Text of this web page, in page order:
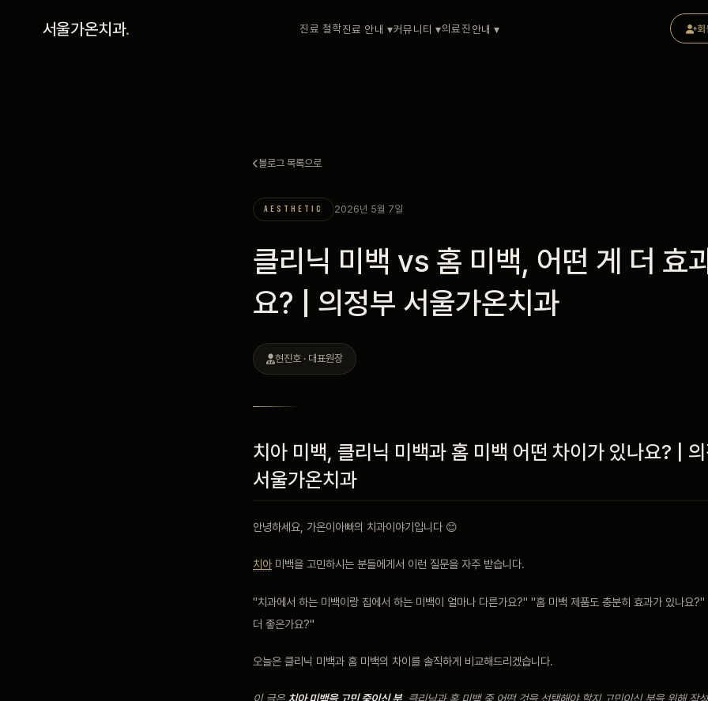
서울가온치과. 진료 철학진료 안내 ▾커뮤니티 ▾의료진 안내 ▾ 회
블로그 목록으로
AESTHETIC 2026년 5월 7일
클리닉 미백 vs 홈 미백, 어떤 게 더 효
요? | 의정부 서울가온치과
현진호 · 대표원장
치아 미백, 클리닉 미백과 홈 미백 어떤 차이가 있나요? |
서울가온치과
안녕하세요, 가온이아빠의 치과이야기입니다 😊
치아 미백을 고민하시는 분들에게서 이런 질문을 자주 받습니다.
"치과에서 하는 미백이랑 집에서 하는 미백이 얼마나 다른가요?" "홈 미백 제품도 충분히 효과가 있나요
더 좋은가요?"
오늘은 클리닉 미백과 홈 미백의 차이를 솔직하게 비교해드리겠습니다.
이 글은 치아 미백을 고민 중이신 분, 클리닉과 홈 미백 중 어떤 것을 선택해야 할지 고민이신 분을 위해 작